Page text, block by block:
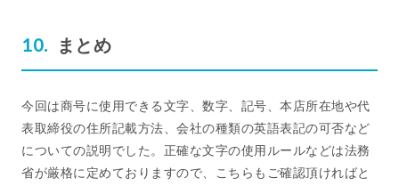
まとめ
今回は商号に使用できる文字、数字、記号、本店所在地や代
表取締役の住所記載方法、会社の種類の英語表記の可否など
についての説明でした。正確な文字の使用ルールなどは法務
省が厳格に定めておりますので、こちらもご確認頂ければと